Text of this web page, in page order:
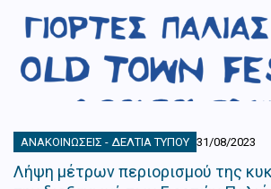
ΑΝΑΚΟΙΝΏΣΕΙΣ - ΔΕΛΤΊΑ ΤΎΠΟΥ 31/08/2023
Λήψη μέτρων περιορισμού της